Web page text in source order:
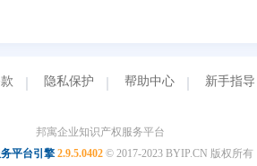
隐私保护 帮助中心 新手指导
邦寓企业知识产权服务平台
平台引擎 2.9.5.0402 © 2017-2023 BYIP.CN 版权所有